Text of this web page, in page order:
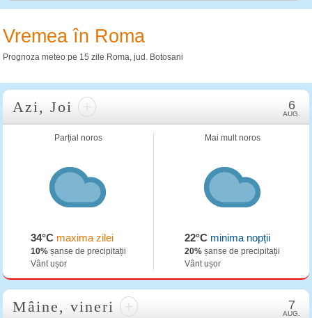
Vremea în Roma
Prognoza meteo pe 15 zile Roma, jud. Botosani
Azi, Joi + 6
AUG.
Parțial noros
34°Cmaxima zilei
10%șanse de precipitații
Vânt ușor
Mai mult noros
22°C minima nopții
20% șanse de precipitații
Vânt ușor
Mâine, vineri + 7
AUG.